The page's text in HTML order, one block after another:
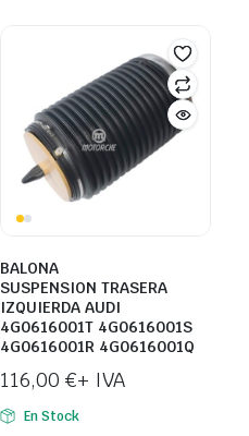
BALONA
SUSPENSION TRASERA
IZQUIERDA AUDI
4G0616001T 4G0616001S
4G0616001R 4G0616001Q
116,00 €+ IVA
En Stock